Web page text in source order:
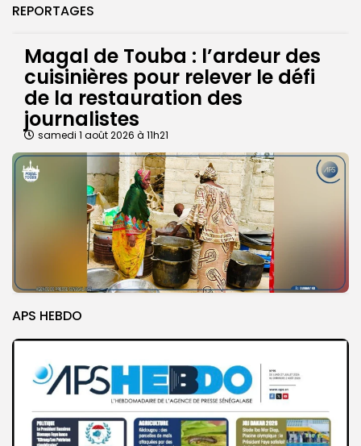
REPORTAGES
Magal de Touba : l’ardeur des
cuisinières pour relever le défi
de la restauration des
journalistes
samedi 1 août 2026 à 11h21
APS HEBDO